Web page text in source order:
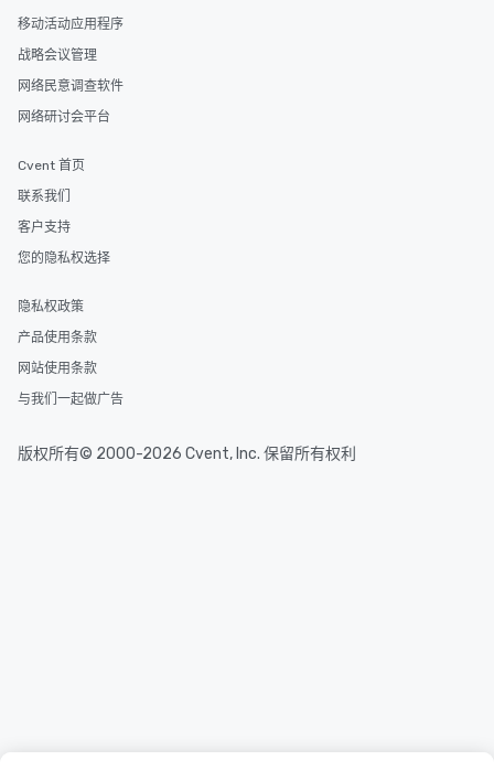
移动活动应用程序
战略会议管理
网络民意调查软件
网络研讨会平台
Cvent 首页
联系我们
客户支持
您的隐私权选择
隐私权政策
产品使用条款
网站使用条款
与我们一起做广告
版权所有© 2000-2026 Cvent, Inc. 保留所有权利